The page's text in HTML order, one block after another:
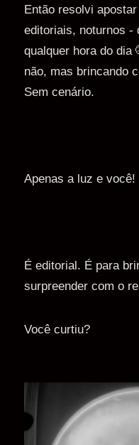
Então resolvi
editoriais, noturnos -
qualquer hora do dia
não, mas brincando
Sem cenário.
Apenas a luz e você!
É editorial. É para
surpreender com o
Você curtiu?